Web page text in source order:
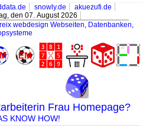
snowly.de
akuezufi.de
den 07. August 2026
webdesign Webseiten, Datenbanken,
Frau Homepage?
KNOW HOW!